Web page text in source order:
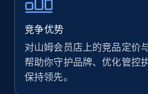
Walmart - products
URL, Final price, Sku,
Specifications, Image urls,
more.
5.6K+
竞争优势
对山姆会员店上的竞品定价
帮助你守护品牌、优化管控
保持领先。